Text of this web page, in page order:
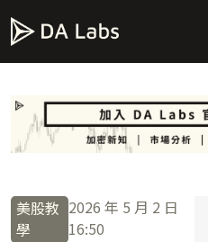
美股教
學
2026 年 5 月 2 日
16:50